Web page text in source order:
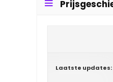
Laatste updates: